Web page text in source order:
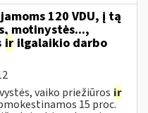
120 VDU, į tą
motinystės...,
ir ilgalaikio darbo
vaiko priežiūros ir
15 proc.